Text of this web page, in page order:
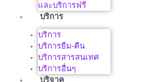
และบริการฟรี
บริการ
บริการ
บริการยืม-คืน
บริการสารสนเทศ
บริการอื่นๆ
บริจาค